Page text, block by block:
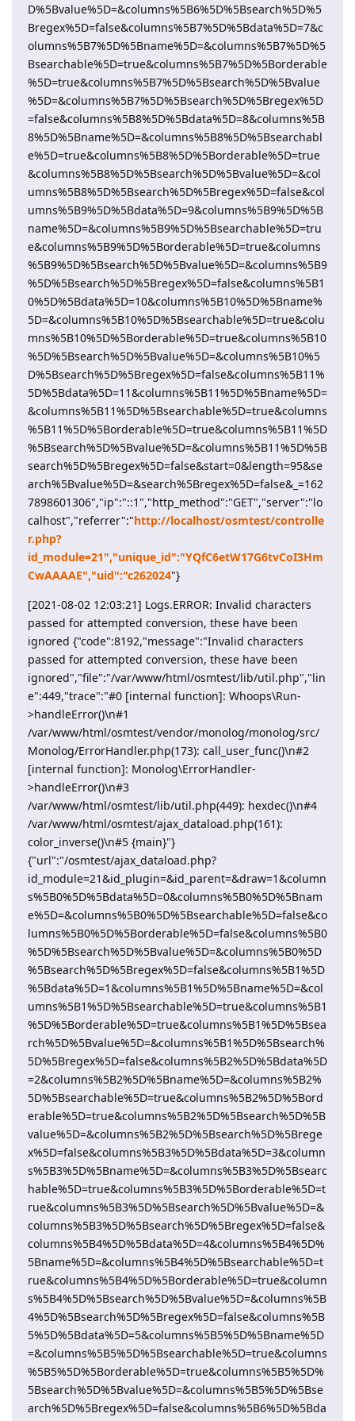
D%5Bvalue%5D=&columns%5B6%5D%5Bsearch%5D%5
Bregex%5D=false&columns%5B7%5D%5Bdata%5D=7&c
olumns%5B7%5D%5Bname%5D=&columns%5B7%5D%5
Bsearchable%5D=true&columns%5B7%5D%5Borderable
%5D=true&columns%5B7%5D%5Bsearch%5D%5Bvalue
%5D=&columns%5B7%5D%5Bsearch%5D%5Bregex%5D
=false&columns%5B8%5D%5Bdata%5D=8&columns%5B
8%5D%5Bname%5D=&columns%5B8%5D%5Bsearchabl
e%5D=true&columns%5B8%5D%5Borderable%5D=true
&columns%5B8%5D%5Bsearch%5D%5Bvalue%5D=&col
umns%5B8%5D%5Bsearch%5D%5Bregex%5D=false&col
umns%5B9%5D%5Bdata%5D=9&columns%5B9%5D%5B
name%5D=&columns%5B9%5D%5Bsearchable%5D=tru
e&columns%5B9%5D%5Borderable%5D=true&columns
%5B9%5D%5Bsearch%5D%5Bvalue%5D=&columns%5B9
%5D%5Bsearch%5D%5Bregex%5D=false&columns%5B1
0%5D%5Bdata%5D=10&columns%5B10%5D%5Bname%
5D=&columns%5B10%5D%5Bsearchable%5D=true&colu
mns%5B10%5D%5Borderable%5D=true&columns%5B10
%5D%5Bsearch%5D%5Bvalue%5D=&columns%5B10%5
D%5Bsearch%5D%5Bregex%5D=false&columns%5B11%
5D%5Bdata%5D=11&columns%5B11%5D%5Bname%5D=
&columns%5B11%5D%5Bsearchable%5D=true&columns
%5B11%5D%5Borderable%5D=true&columns%5B11%5D
%5Bsearch%5D%5Bvalue%5D=&columns%5B11%5D%5B
search%5D%5Bregex%5D=false&start=0&length=95&se
arch%5Bvalue%5D=&search%5Bregex%5D=false&_=162
7898601306","ip":"::1","http_method":"GET","server":"lo
calhost","referrer":"http://localhost/osmtest/controlle
r.php?
id_module=21","unique_id":"YQfC6etW17G6tvCoI3Hm
CwAAAAE","uid":"c262024"}
[2021-08-02 12:03:21] Logs.ERROR: Invalid characters
passed for attempted conversion, these have been
ignored {"code":8192,"message":"Invalid characters
passed for attempted conversion, these have been
ignored","file":"/var/www/html/osmtest/lib/util.php","lin
e":449,"trace":"#0 [internal function]: Whoops\Run-
>handleError()\n#1
/var/www/html/osmtest/vendor/monolog/monolog/src/
Monolog/ErrorHandler.php(173): call_user_func()\n#2
[internal function]: Monolog\ErrorHandler-
>handleError()\n#3
/var/www/html/osmtest/lib/util.php(449): hexdec()\n#4
/var/www/html/osmtest/ajax_dataload.php(161):
color_inverse()\n#5 {main}"}
{"url":"/osmtest/ajax_dataload.php?
id_module=21&id_plugin=&id_parent=&draw=1&column
s%5B0%5D%5Bdata%5D=0&columns%5B0%5D%5Bnam
e%5D=&columns%5B0%5D%5Bsearchable%5D=false&co
lumns%5B0%5D%5Borderable%5D=false&columns%5B0
%5D%5Bsearch%5D%5Bvalue%5D=&columns%5B0%5D
%5Bsearch%5D%5Bregex%5D=false&columns%5B1%5D
%5Bdata%5D=1&columns%5B1%5D%5Bname%5D=&col
umns%5B1%5D%5Bsearchable%5D=true&columns%5B1
%5D%5Borderable%5D=true&columns%5B1%5D%5Bsea
rch%5D%5Bvalue%5D=&columns%5B1%5D%5Bsearch%
5D%5Bregex%5D=false&columns%5B2%5D%5Bdata%5D
=2&columns%5B2%5D%5Bname%5D=&columns%5B2%
5D%5Bsearchable%5D=true&columns%5B2%5D%5Bord
erable%5D=true&columns%5B2%5D%5Bsearch%5D%5B
value%5D=&columns%5B2%5D%5Bsearch%5D%5Brege
x%5D=false&columns%5B3%5D%5Bdata%5D=3&column
s%5B3%5D%5Bname%5D=&columns%5B3%5D%5Bsearc
hable%5D=true&columns%5B3%5D%5Borderable%5D=t
rue&columns%5B3%5D%5Bsearch%5D%5Bvalue%5D=&
columns%5B3%5D%5Bsearch%5D%5Bregex%5D=false&
columns%5B4%5D%5Bdata%5D=4&columns%5B4%5D%
5Bname%5D=&columns%5B4%5D%5Bsearchable%5D=t
rue&columns%5B4%5D%5Borderable%5D=true&column
s%5B4%5D%5Bsearch%5D%5Bvalue%5D=&columns%5B
4%5D%5Bsearch%5D%5Bregex%5D=false&columns%5B
5%5D%5Bdata%5D=5&columns%5B5%5D%5Bname%5D
=&columns%5B5%5D%5Bsearchable%5D=true&columns
%5B5%5D%5Borderable%5D=true&columns%5B5%5D%
5Bsearch%5D%5Bvalue%5D=&columns%5B5%5D%5Bse
arch%5D%5Bregex%5D=false&columns%5B6%5D%5Bda